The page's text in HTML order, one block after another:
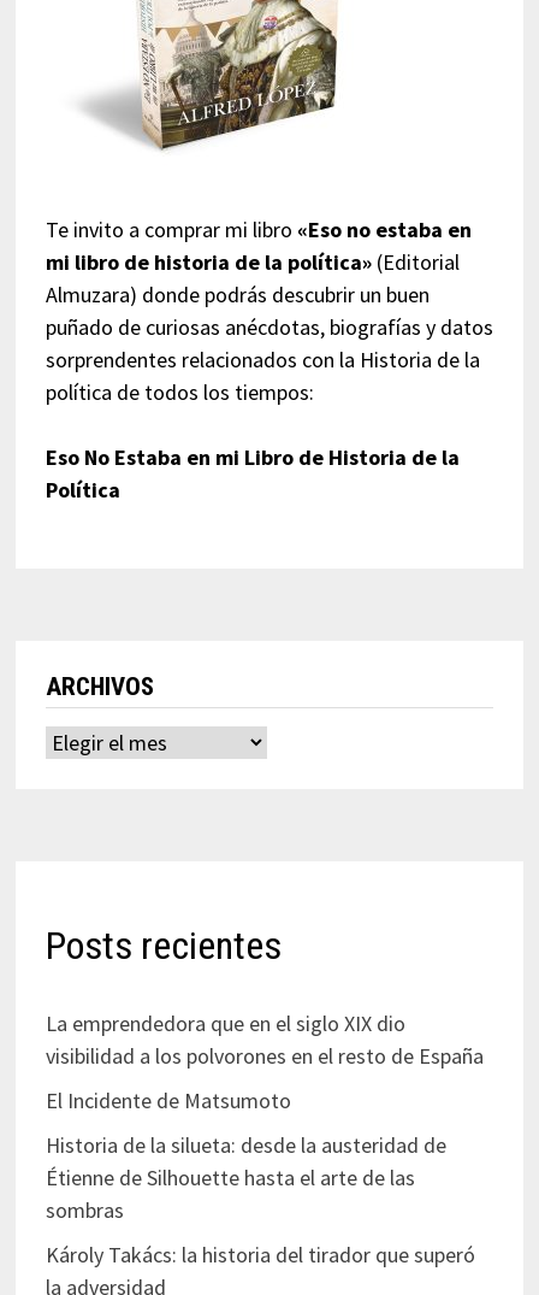
Te invito a comprar mi libro «Eso no estaba en
mi libro de historia de la política»(Editorial
Almuzara) donde podrás descubrir un buen
puñado de curiosas anécdotas, biografías y datos
sorprendentes relacionados con la Historia de la
política de todos los tiempos:
Eso No Estaba en mi Libro de Historia de la
Política
ARCHIVOS
Archivos
Posts recientes
La emprendedora que en el siglo XIX dio
visibilidad a los polvorones en el resto de España
El Incidente de Matsumoto
Historia de la silueta: desde la austeridad de
Étienne de Silhouette hasta el arte de las
sombras
Károly Takács: la historia del tirador que superó
la adversidad